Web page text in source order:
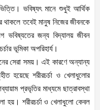
ভবিষ্যৎ মানে শুধুই আর্থিক
থাকলে তবেই মানুষ নিজের জীবনকে
জন্য বিদ্যালয় জীবন
ভূমিকা অপরিহার্য।
সেরা সময়। এই কারণে অন্যান্য
হয়েছে শরীরচর্চা ও খেলাধুলোর
প্রভৃতির মাধ্যমে ছাত্রাবস্থা
হয়। শরীরচর্চা ও খেলাধুলো কেবল